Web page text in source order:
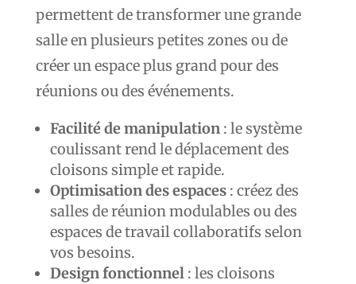
permettent de transformer une grande
salle en plusieurs petites zones ou de
créer un espace plus grand pour des
réunions ou des événements.
Facilité de manipulation: le système
coulissant rend le déplacement des
cloisons simple et rapide.
Optimisation des espaces: créez des
salles de réunion modulables ou des
espaces de travail collaboratifs selon
vos besoins.
Design fonctionnel: les cloisons